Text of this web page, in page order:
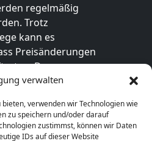
verwalten
verwenden wir Technologien wie
zu speichern und/oder darauf
zustimmst, können wir Daten
IDs auf dieser Website
regelmäßig
Trotz
kann es
Preisänderungen
Der
sowie die
jeweiligen Online-
verbindlich. Bitte